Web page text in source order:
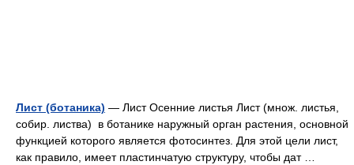
Лист (ботаника) — Лист Осенние листья Лист (множ. листья,
собир. листва) в ботанике наружный орган растения, основной
функцией которого является фотосинтез. Для этой цели лист,
как правило, имеет пластинчатую структуру, чтобы дат …